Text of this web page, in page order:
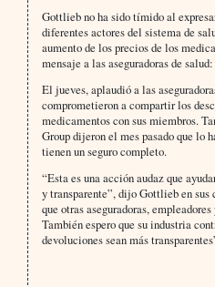
Gottlieb no ha sido tímido al
diferentes actores del sistema de
aumento de los precios de los
mensaje a las aseguradoras de
El jueves, aplaudió a las
comprometieron a compartir los
medicamentos con sus miembros.
Group dijeron el mes pasado que lo
tienen un seguro completo.
“Esta es una acción audaz que
y transparente”, dijo Gottlieb en sus
que otras aseguradoras,
También espero que su industria
devoluciones sean más